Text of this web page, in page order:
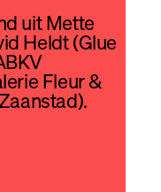
uit Mette
Heldt (Glue
Fleur &